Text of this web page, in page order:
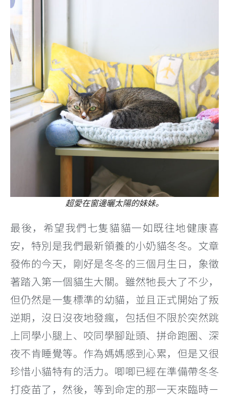
超愛在窗邊曬太陽的妹妹。
最後，希望我們七隻貓貓一如既往地健康喜
安，特別是我們最新領養的小奶貓冬冬。文章
發佈的今天，剛好是冬冬的三個月生日，象徵
著踏入第一個貓生大關。雖然牠長大了不少，
但仍然是一隻標準的幼貓，並且正式開始了叛
逆期，沒日沒夜地發瘋，包括但不限於突然跳
上同學小腿上、咬同學腳趾頭、拼命跑圈、深
夜不肯睡覺等。作為媽媽感到心累，但是又很
珍惜小貓特有的活力。唧唧已經在準備帶冬冬
打疫苗了，然後，等到命定的那一天來臨時－